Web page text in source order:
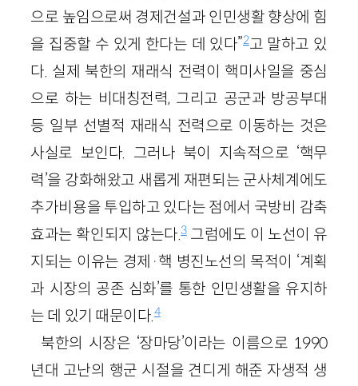
으로 높임으로써 경제건설과 인민생활 향상에 힘
을 집중할 수 있게 한다는 데 있다”2고 말하고 있
다. 실제 북한의 재래식 전력이 핵미사일을 중심
으로 하는 비대칭전력, 그리고 공군과 방공부대
등 일부 선별적 재래식 전력으로 이동하는 것은
사실로 보인다. 그러나 북이 지속적으로 ‘핵무
력’을 강화해왔고 새롭게 재편되는 군사체계에도
추가비용을 투입하고 있다는 점에서 국방비 감축
효과는 확인되지 않는다.3그럼에도 이 노선이 유
지되는 이유는 경제·핵 병진노선의 목적이 ‘계획
과 시장의 공존 심화’를 통한 인민생활을 유지하
는 데 있기 때문이다.4
북한의 시장은 ‘장마당’이라는 이름으로 1990
년대 고난의 행군 시절을 견디게 해준 자생적 생